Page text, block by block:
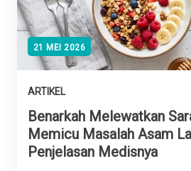
21 MEI 2026
ARTIKEL
Benarkah Melewatkan
Memicu Masalah Asam
Penjelasan Medisnya